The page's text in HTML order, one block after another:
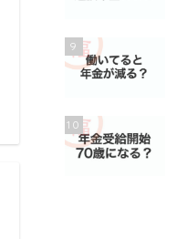
9
10